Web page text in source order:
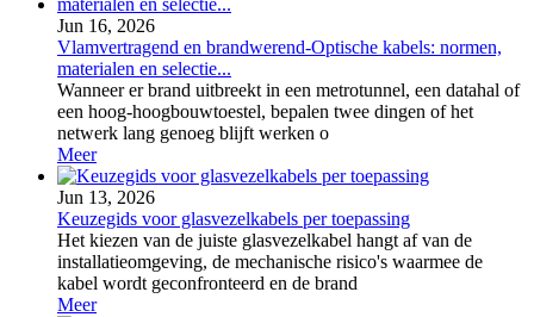
Jun 16, 2026
Vlamvertragend en brandwerend-Optische kabels: normen,
materialen en selectie...
Wanneer er brand uitbreekt in een metrotunnel, een datahal of
een hoog-hoogbouwtoestel, bepalen twee dingen of het
netwerk lang genoeg blijft werken o
Meer
Jun 13, 2026
Keuzegids voor glasvezelkabels per toepassing
Het kiezen van de juiste glasvezelkabel hangt af van de
installatieomgeving, de mechanische risico's waarmee de
kabel wordt geconfronteerd en de brand
Meer